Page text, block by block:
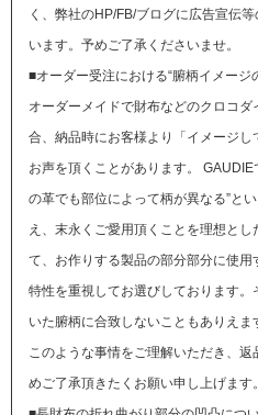
く、弊社のHP/FB/ブログに広告宣伝
います。予めご了承くださいませ。
■オーダー受注における“腑柄イメージ
オーダーメイドで財布などのクロコ
合、納品時にお客様より「イメージ
お声を頂くことがあります。
GAUDIE
の革でも部位によって柄が異なる”と
え、末永くご愛用頂くことを理想と
て、お作りする製品の部分部分に使
特性を重視してお選びしております
いた腑柄に合致しないこともありえま
このような事情をご理解いただき、
めご了承頂きたくお願い申し上げます。